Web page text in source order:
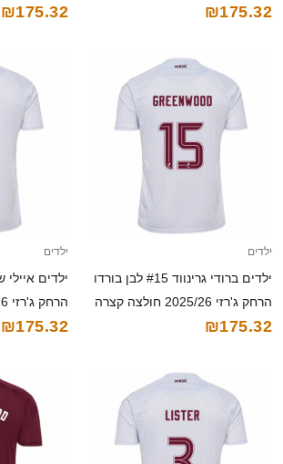
₪175.32
קצרה
₪175.32
ילדים
ילדים ברודי גרינווד #15 לבן בורדו
הרחק ג'רזי 2025/26 חולצה קצרה
₪175.32
ילדים
הרחק ג'רזי 2025/26 חולצה קצרה
₪175.32